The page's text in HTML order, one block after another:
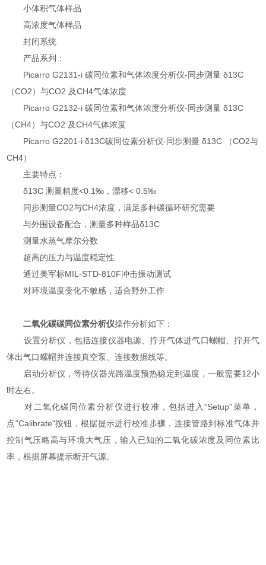
小体积气体样品
高浓度气体样品
封闭系统
产品系列：
Picarro G2131-i 碳同位素和气体浓度分析仪-同步测量 δ13C
（CO2）与CO2 及CH4气体浓度
Picarro G2132-i 碳同位素和气体浓度分析仪-同步测量 δ13C
（CH4）与CO2 及CH4气体浓度
Picarro G2201-i δ13C碳同位素分析仪-同步测量 δ13C （CO2与
CH4）
主要特点：
δ13C 测量精度<0.1‰，漂移< 0.5‰
同步测量CO2与CH4浓度，满足多种碳循环研究需要
与外围设备配合，测量多种样品δ13C
测量水蒸气摩尔分数
超高的压力与温度稳定性
通过美军标MIL-STD-810F冲击振动测试
对环境温度变化不敏感，适合野外工作
二氧化碳碳同位素分析仪操作分析如下：
设置分析仪，包括连接仪器电源、拧开气体进气口螺帽、拧开气
体出气口螺帽并连接真空泵、连接数据线等。
启动分析仪，等待仪器光路温度预热稳定到温度，一般需要12小
时左右。
对二氧化碳同位素分析仪进行校准，包括进入“Setup"菜单，
点“Calibrate"按钮，根据提示进行校准步骤，连接管路到标准气体并
控制气压略高与环境大气压，输入已知的二氧化碳浓度及同位素比
率，根据屏幕提示断开气源。